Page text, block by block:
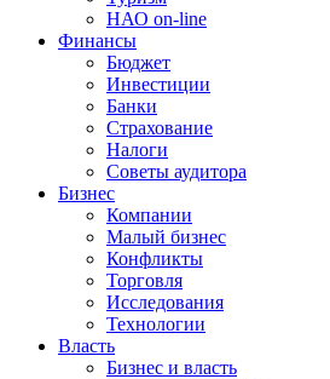
НАО on-line
Финансы
Бюджет
Инвестиции
Банки
Страхование
Налоги
Советы аудитора
Бизнес
Компании
Малый бизнес
Конфликты
Торговля
Исследования
Технологии
Власть
Бизнес и власть